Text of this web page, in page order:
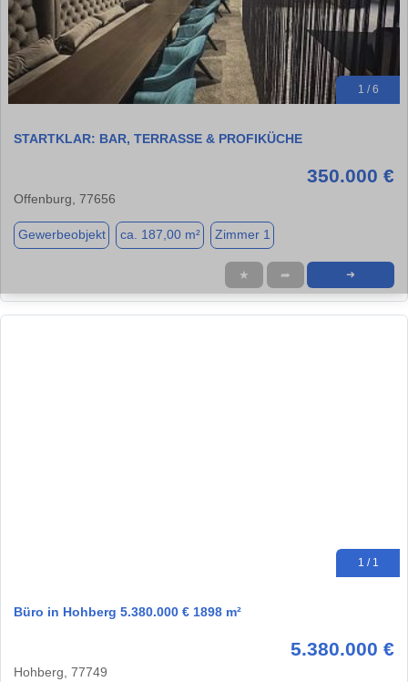
1 / 6
STARTKLAR: BAR, TERRASSE & PROFIKÜCHE
350.000 €
Offenburg, 77656
Gewerbeobjekt ca. 187,00 m² Zimmer 1
★ ➦ ➜
1 / 1
Büro in Hohberg 5.380.000 € 1898 m²
5.380.000 €
Hohberg, 77749